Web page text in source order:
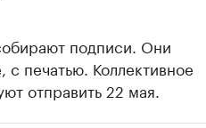
подписи. Они
печатью. Коллективное
отправить 22 мая.